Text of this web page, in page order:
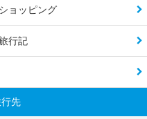
ショッピング
行記
行先